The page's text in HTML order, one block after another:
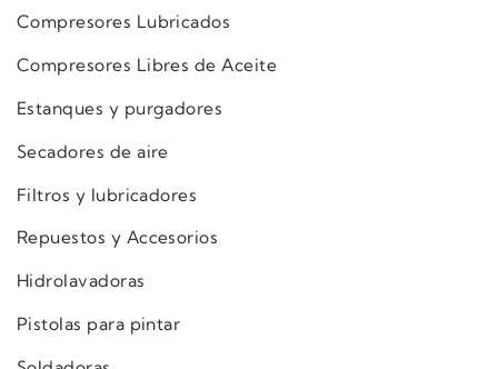
Compresores Lubricados
Compresores Libres de Aceite
Estanques y purgadores
Secadores de aire
Filtros y lubricadores
Repuestos y Accesorios
Hidrolavadoras
Pistolas para pintar